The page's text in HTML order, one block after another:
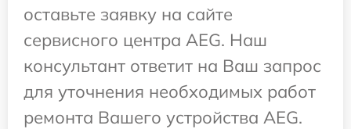
оставьте заявку на сайте
сервисного центра AEG. Наш
консультант ответит на Ваш запрос
для уточнения необходимых работ
ремонта Вашего устройства AEG.